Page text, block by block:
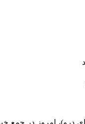
ای درو)، امروز در جمع